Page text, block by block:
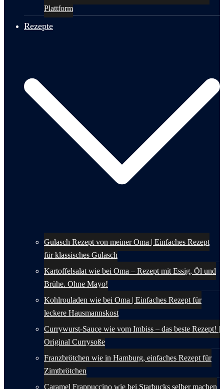
Plattform
Rezepte
Gulasch Rezept von meiner Oma | Einfaches Rezept
für klassisches Gulasch
Kartoffelsalat wie bei Oma – Rezept mit Essig, Öl und
Brühe. Ohne Mayo!
Kohlrouladen wie bei Oma | Einfaches Rezept für
leckere Hausmannskost
Currywurst-Sauce wie vom Imbiss – das beste Rezept! |
Original Currysoße
Franzbrötchen wie in Hamburg, einfaches Rezept für
Zimtbrötchen
Caramel Frappuccino wie bei Starbucks selber machen